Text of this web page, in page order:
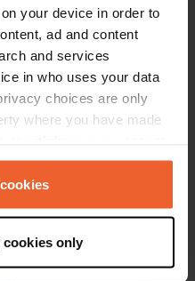
your device in order to
ad and content
and services
in who uses your data
choices are only
where you have made
or by clicking on
geographical location
several meters
cookies only
aan
5 maanden
geleden